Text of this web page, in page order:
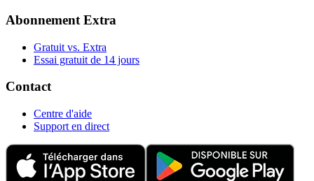
Abonnement Extra
Gratuit vs. Extra
Essai gratuit de 14 jours
Contact
Centre d'aide
Support en direct